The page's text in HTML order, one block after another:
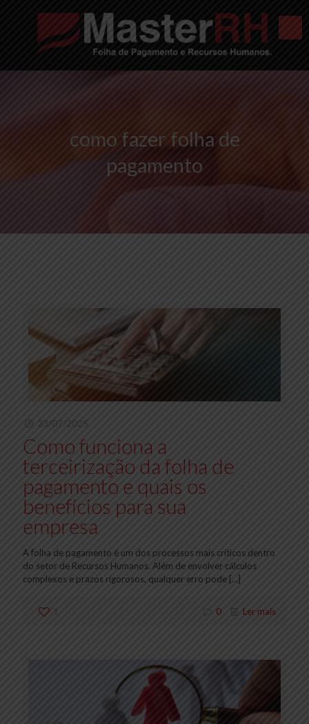
como fazer folha de
pagamento
23/07/2025
Como funciona a
terceirização da folha de
pagamento e quais os
benefícios para sua
empresa
A folha de pagamento é um dos processos mais críticos dentro
do setor de Recursos Humanos. Além de envolver cálculos
complexos e prazos rigorosos, qualquer erro pode […]
1 0 Ler mais